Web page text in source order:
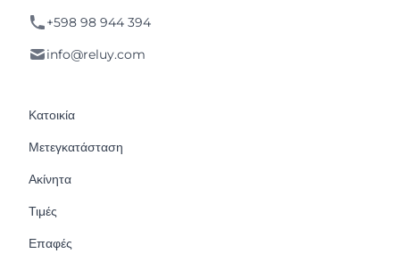
+598 98 944 394
info@reluy.com
Κατοικία
Μετεγκατάσταση
Ακίνητα
Τιμές
Επαφές